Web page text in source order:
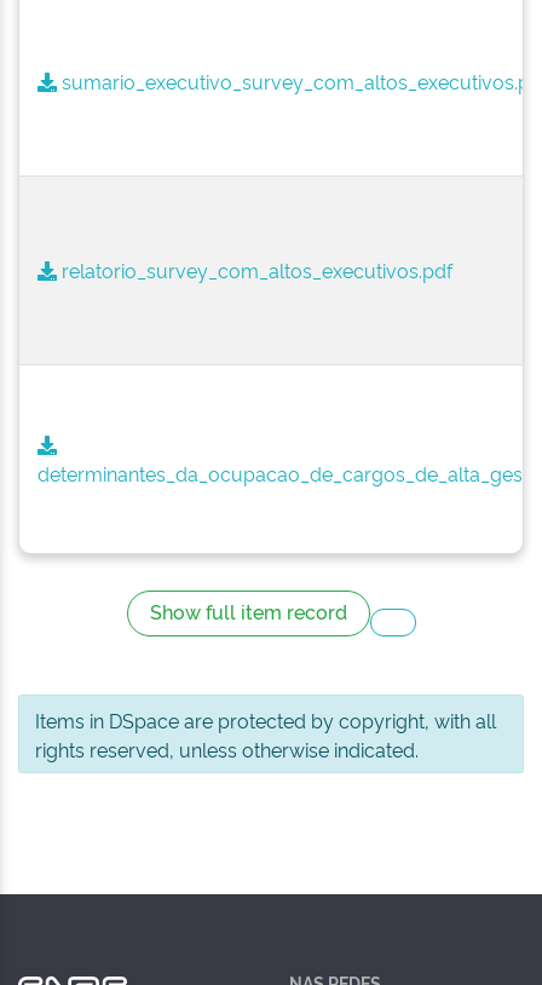
relatorio_survey_com_altos_executivos.pdf
Show full item record
Items in DSpace are protected by copyright, with all
rights reserved, unless otherwise indicated.